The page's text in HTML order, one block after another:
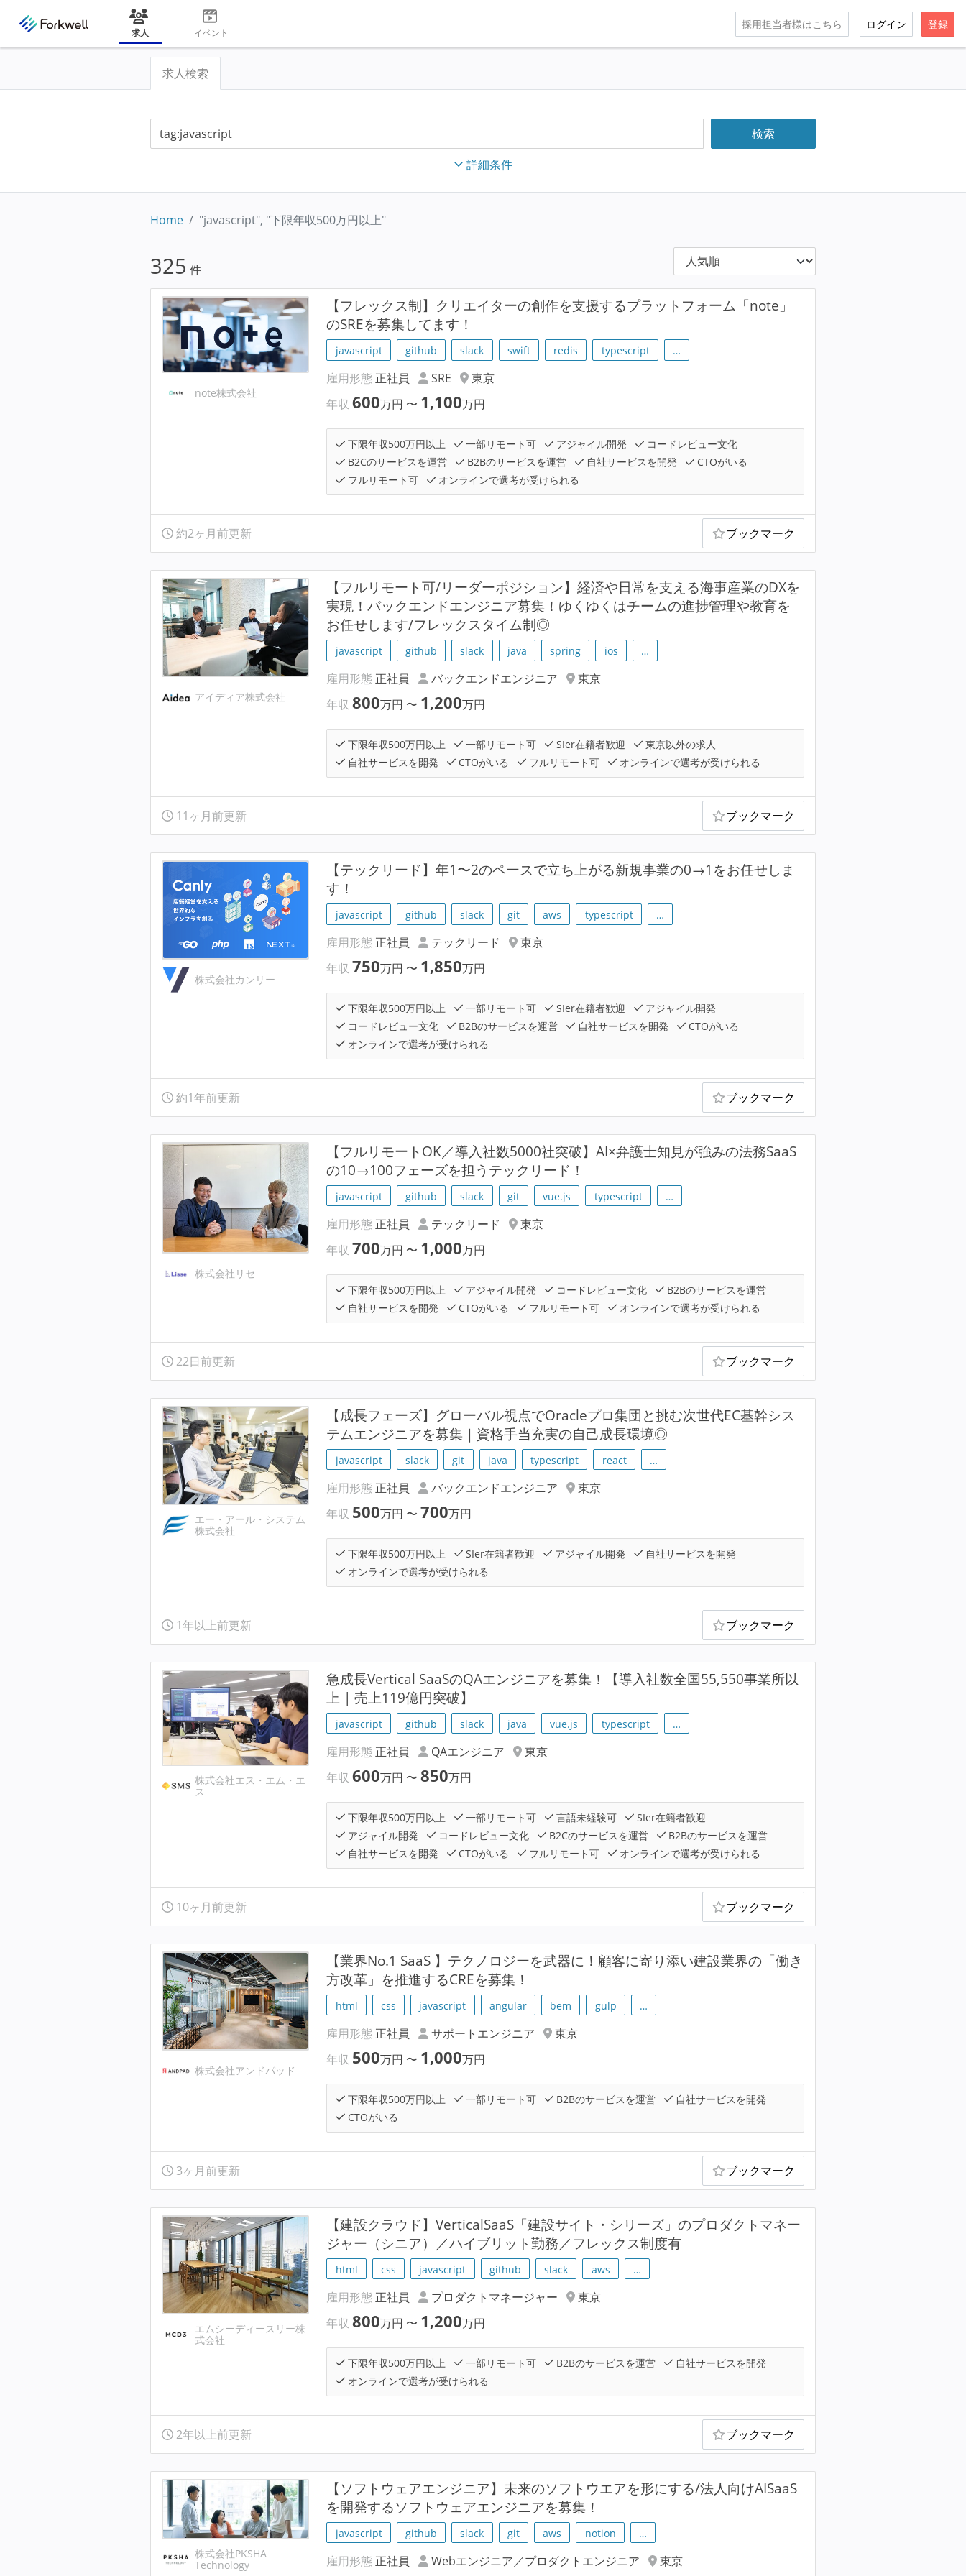
求人 イベント
採用担当者様はこちら ログイン 登録
求人検索
詳細条件
Home "javascript", "下限年収500万円以上"
325 件
note株式会社
【フレックス制】クリエイターの創作を支援するプラットフォーム「note」
のSREを募集してます！
javascript github slack swift redis typescript …
雇用形態 正社員 SRE
東京
年収600万円 〜 1,100万円
下限年収500万円以上 一部リモート可 アジャイル開発
コードレビュー文化
B2Cのサービスを運営
B2Bのサービスを運営 自社サービスを開発
CTOがいる
フルリモート可
オンラインで選考が受けられる
約2ヶ月前更新 ブックマーク
アイディア株式会社
【フルリモート可/リーダーポジション】経済や日常を支える海事産業のDXを
実現！バックエンドエンジニア募集！ゆくゆくはチームの進捗管理や教育を
お任せします/フレックスタイム制◎
javascript github slack java spring ios …
雇用形態 正社員 バックエンドエンジニア
東京
年収800万円 〜 1,200万円
下限年収500万円以上 一部リモート可 SIer在籍者歓迎
東京以外の求人
自社サービスを開発
CTOがいる フルリモート可 オンラインで選考が受けられる
11ヶ月前更新 ブックマーク
株式会社カンリー
【テックリード】年1〜2のペースで立ち上がる新規事業の0→1をお任せしま
す！
javascript github slack git aws typescript …
雇用形態 正社員 テックリード
東京
年収750万円 〜 1,850万円
下限年収500万円以上 一部リモート可 SIer在籍者歓迎
アジャイル開発
コードレビュー文化
B2Bのサービスを運営 自社サービスを開発
CTOがいる
オンラインで選考が受けられる
約1年前更新 ブックマーク
株式会社リセ
【フルリモートOK／導入社数5000社突破】AI×弁護士知見が強みの法務SaaS
の10→100フェーズを担うテックリード！
javascript github slack git vue.js typescript …
雇用形態 正社員 テックリード
東京
年収700万円 〜 1,000万円
下限年収500万円以上 アジャイル開発 コードレビュー文化
B2Bのサービスを運営
自社サービスを開発
CTOがいる フルリモート可 オンラインで選考が受けられる
22日前更新 ブックマーク
エー・アール・システム
株式会社
【成長フェーズ】グローバル視点でOracleプロ集団と挑む次世代EC基幹シス
テムエンジニアを募集｜資格手当充実の自己成長環境◎
javascript slack git java typescript react …
雇用形態 正社員 バックエンドエンジニア
東京
年収 500万円 〜700万円
下限年収500万円以上 SIer在籍者歓迎 アジャイル開発
自社サービスを開発
オンラインで選考が受けられる
1年以上前更新 ブックマーク
株式会社エス・エム・エ
ス
急成長Vertical SaaSのQAエンジニアを募集！【導入社数全国55,550事業所以
上 | 売上119億円突破】
javascript github slack java vue.js typescript …
雇用形態 正社員 QAエンジニア
東京
年収600万円 〜850万円
下限年収500万円以上 一部リモート可 言語未経験可
SIer在籍者歓迎
アジャイル開発
コードレビュー文化 B2Cのサービスを運営
B2Bのサービスを運営
自社サービスを開発
CTOがいる フルリモート可 オンラインで選考が受けられる
10ヶ月前更新 ブックマーク
株式会社アンドパッド
【業界No.1 SaaS 】テクノロジーを武器に！顧客に寄り添い建設業界の「働き
方改革」を推進するCREを募集！
html css javascript angular bem gulp …
雇用形態 正社員 サポートエンジニア
東京
年収 500万円 〜 1,000万円
下限年収500万円以上 一部リモート可 B2Bのサービスを運営
自社サービスを開発
CTOがいる
3ヶ月前更新 ブックマーク
エムシーディースリー株
式会社
【建設クラウド】VerticalSaaS「建設サイト・シリーズ」のプロダクトマネー
ジャー（シニア）／ハイブリット勤務／フレックス制度有
html css javascript github slack aws …
雇用形態 正社員 プロダクトマネージャー
東京
年収800万円 〜 1,200万円
下限年収500万円以上 一部リモート可 B2Bのサービスを運営
自社サービスを開発
オンラインで選考が受けられる
2年以上前更新 ブックマーク
株式会社PKSHA
Technology
【ソフトウェアエンジニア】未来のソフトウエアを形にする/法人向けAISaaS
を開発するソフトウェアエンジニアを募集！
javascript github slack git aws notion …
雇用形態 正社員 Webエンジニア／プロダクトエンジニア 東京